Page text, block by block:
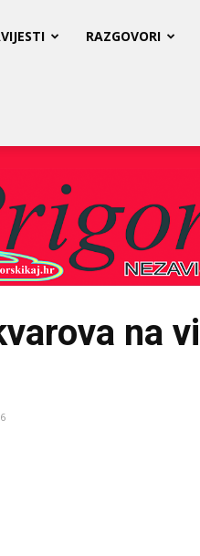
RAZGOVORI
na